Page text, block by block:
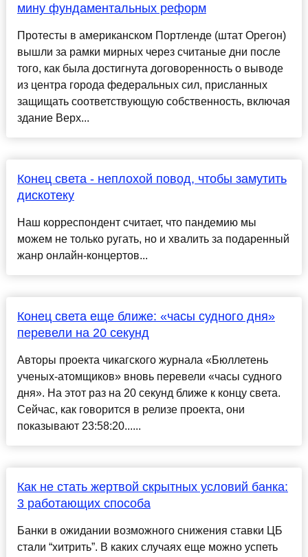
мину фундаментальных реформ
Протесты в американском Портленде (штат Орегон)
вышли за рамки мирных через считаные дни после
того, как была достигнута договоренность о выводе
из центра города федеральных сил, присланных
защищать соответствующую собственность, включая
здание Верх...
Конец света - неплохой повод, чтобы замутить
дискотеку
Наш корреспондент считает, что пандемию мы
можем не только ругать, но и хвалить за подаренный
жанр онлайн-концертов...
Конец света еще ближе: «часы судного дня»
перевели на 20 секунд
Авторы проекта чикагского журнала «Бюллетень
ученых-атомщиков» вновь перевели «часы судного
дня». На этот раз на 20 секунд ближе к концу света.
Сейчас, как говорится в релизе проекта, они
показывают 23:58:20......
Как не стать жертвой скрытных условий банка:
3 работающих способа
Банки в ожидании возможного снижения ставки ЦБ
стали “хитрить”. В каких случаях еще можно успеть